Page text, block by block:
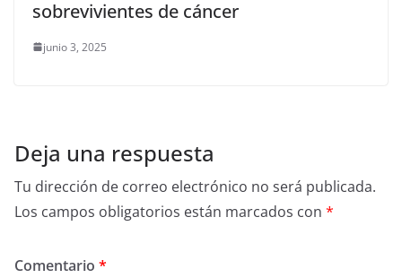
sobrevivientes de cáncer
junio 3, 2025
Deja una respuesta
Tu dirección de correo electrónico no será publicada.
Los campos obligatorios están marcados con *
Comentario *